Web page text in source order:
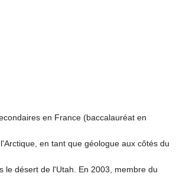
en France (baccalauréat en
en tant que géologue aux côtés du
le désert de l'Utah. En 2003, membre du